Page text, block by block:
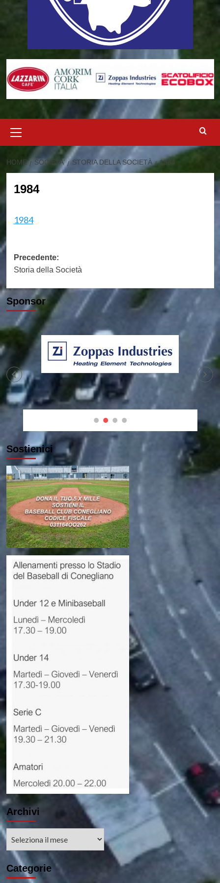
principale
HOME SOCIETA’ STORIA DELLA SOCIETÀ 1984
1984
1984
Navigazione
articolo
Precedente:
Storia della Società
Sponsor
Sostienici
Archivi
Archivi
Categorie